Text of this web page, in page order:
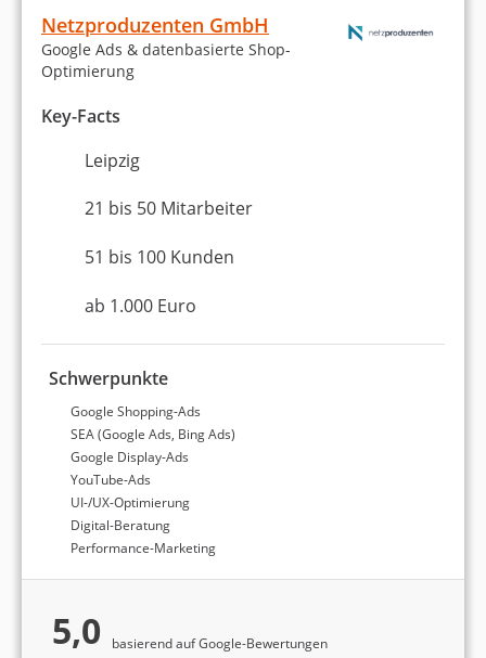
Ads-Agenturen in Leipzig basiert auf
Agenturtipp.de- und Google-Bewertungen. Mehr
Informationen dazu finden Sie in unserer
Top 3 Google Ads-
Agenturen in Leipzig
Platz 1 in Leipzig 7,04 von 10
Leipzig
Keine Bewertungen
21 bis 50 Mitarbeiter
4,9 Sterne
ab 1.000 Euro (Monatsbudget)
Noch keine Weiterempfehlung
Netzproduzenten GmbH
Google Ads & datenbasierte Shop-
Optimierung
Key-Facts
Leipzig
21 bis 50 Mitarbeiter
51 bis 100 Kunden
ab 1.000 Euro
Schwerpunkte
Google Shopping-Ads
SEA (Google Ads, Bing Ads)
Google Display-Ads
YouTube-Ads
UI-/UX-Optimierung
Digital-Beratung
Performance-Marketing
5,0 basierend auf Google-Bewertungen